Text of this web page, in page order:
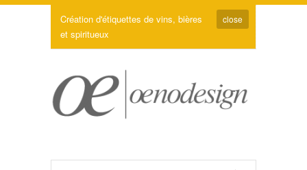
Création d'étiquettes de vins, bières
et spiritueux
close